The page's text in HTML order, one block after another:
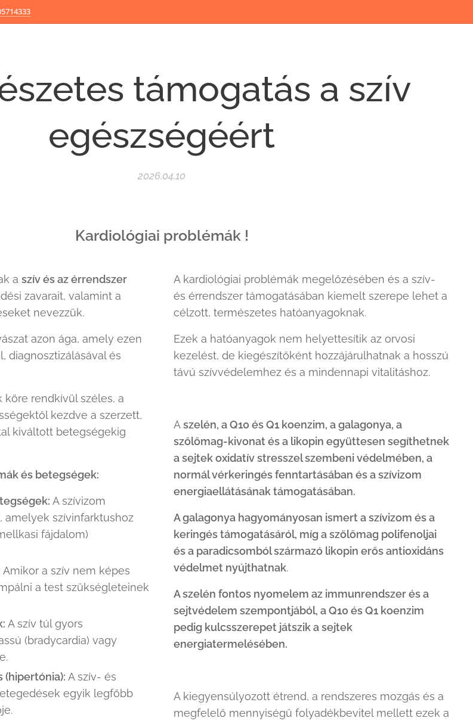
támogatás a szív
egészségéért
2026.04.10
Kardiológiai problémák !
a szív és az érrendszer
zavarait, valamint a
nevezzük.
azon ága, amely ezen
diagnosztizálásával és
rendkívül széles, a
kezdve a szerzett,
kiváltott betegségekig
és betegségek:
A szívizom
amelyek szívinfarktushoz
fájdalom)
Amikor a szív nem képes
a test szükségleteinek
A szív túl gyors
(bradycardia) vagy
(hipertónia): A szív- és
egyik legfőbb
A kardiológiai problémák megelőzésében és a szív-
és érrendszer támogatásában kiemelt szerepe lehet a
célzott, természetes hatóanyagoknak.
Ezek a hatóanyagok nem helyettesítik az orvosi
kezelést, de kiegészítőként hozzájárulhatnak a hosszú
távú szívvédelemhez és a mindennapi vitalitáshoz.
Aszelén, a Q10 és Q1 koenzim, a galagonya, a
szőlőmag-kivonat és a likopin együttesen segíthetnek
a sejtek oxidatív stresszel szembeni védelmében, a
normál vérkeringés fenntartásában és a szívizom
energiaellátásának támogatásában.
A galagonya hagyományosan ismert a szívizom és a
keringés támogatásáról, míg a szőlőmag polifenoljai
és a paradicsomból származó likopin erős antioxidáns
védelmet nyújthatnak.
A szelén fontos nyomelem az immunrendszer és a
sejtvédelem szempontjából, a Q10 és Q1 koenzim
pedig kulcsszerepet játszik a sejtek
energiatermelésében.
A kiegyensúlyozott étrend, a rendszeres mozgás és a
megfelelő mennyiségű folyadékbevitel mellett ezek a